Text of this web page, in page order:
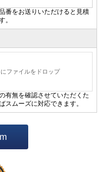
番をお送りいただけると見積
。
ファイルをドロップ
有無を確認させていただくた
スムーズに対応できます。